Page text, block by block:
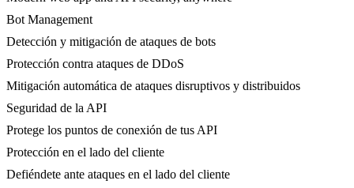
Bot Management
Detección y mitigación de ataques de bots
Protección contra ataques de DDoS
Mitigación automática de ataques disruptivos y distribuidos
Seguridad de la API
Protege los puntos de conexión de tus API
Protección en el lado del cliente
Defiéndete ante ataques en el lado del cliente